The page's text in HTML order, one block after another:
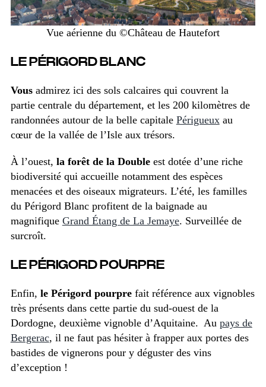
Vue aérienne du ©Château de Hautefort
LE PÉRIGORD BLANC
Vousadmirez ici des sols calcaires qui couvrent la
partie centrale du département, et les 200 kilomètres de
randonnées autour de la belle capitale Périgueuxau
cœur de la vallée de l’Isle aux trésors.
À l’ouest, la forêt de la Doubleest dotée d’une riche
biodiversité qui accueille notamment des espèces
menacées et des oiseaux migrateurs. L’été, les familles
du Périgord Blanc profitent de la baignade au
magnifique Grand Étang de La Jemaye. Surveillée de
surcroît.
LE PÉRIGORD POURPRE
Enfin, le Périgord pourprefait référence aux vignobles
très présents dans cette partie du sud-ouest de la
Dordogne, deuxième vignoble d’Aquitaine. Au pays de
Bergerac, il ne faut pas hésiter à frapper aux portes des
bastides de vignerons pour y déguster des vins
d’exception !